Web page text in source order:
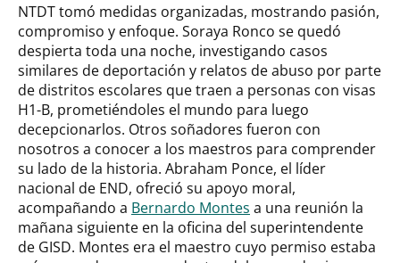
NTDT tomó medidas organizadas, mostrando pasión,
compromiso y enfoque. Soraya Ronco se quedó
despierta toda una noche, investigando casos
similares de deportación y relatos de abuso por parte
de distritos escolares que traen a personas con visas
H1-B, prometiéndoles el mundo para luego
decepcionarlos. Otros soñadores fueron con
nosotros a conocer a los maestros para comprender
su lado de la historia. Abraham Ponce, el líder
nacional de END, ofreció su apoyo moral,
acompañando a Bernardo Montes a una reunión la
mañana siguiente en la oficina del superintendente
de GISD. Montes era el maestro cuyo permiso estaba